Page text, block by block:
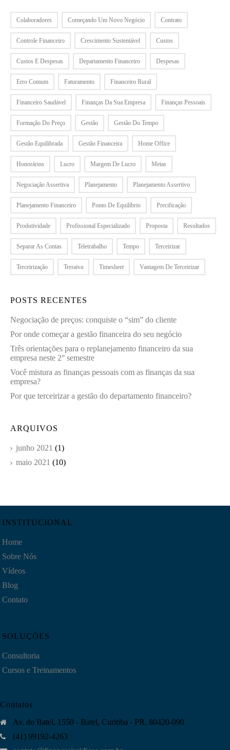
Colaboradores Começando Um Novo Negócio Contrato
Controle Financeiro Crescimento Sustentável Custos
Custos E Despesas Departamento Financeiro Despesas
Erro Comum Faturamento Financeiro Rural
Financeiro Saudável Finanças Da Sua Empresa Finanças Pessoais
Formação Do Preço Gestão Gestão Do Tempo
Gestão Equilibrada Gestão Financeira Home Office
Honorários Lucro Margem De Lucro Metas
Negociação Assertiva Planejamento Planejamento Assertivo
Planejamento Financeiro Ponto De Equilíbrio Precificação
Produtividade Profissional Especializado Proposta Resultados
Separar As Contas Teletrabalho Tempo Terceirizar
Terceirização Terraiva Timesheet Vantagem De Terceirizar
POSTS RECENTES
Negociação de preços: conquiste o “sim” do cliente
Por onde começar a gestão financeira do seu negócio
Três orientações para o replanejamento financeiro da sua
empresa neste 2° semestre
Você mistura as finanças pessoais com as finanças da sua
empresa?
Por que terceirizar a gestão do departamento financeiro?
ARQUIVOS
junho 2021 (1)
maio 2021 (10)
INSTITUCIONAL
Home
Sobre Nós
Vídeos
Blog
Contato
SOLUÇÕES
Consultoria
Cursos e Treinamentos
Contatos
Av. do Batel, 1550 - Batel, Curitiba - PR, 80420-090
(41) 99192-4263